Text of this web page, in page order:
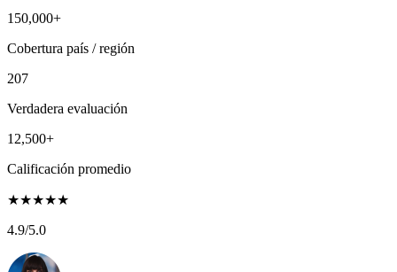
150,000+
Cobertura país / región
207
Verdadera evaluación
12,500+
Calificación promedio
★★★★★
4.9/5.0